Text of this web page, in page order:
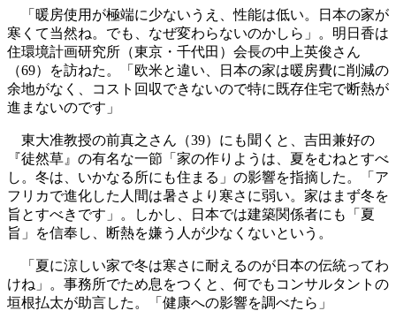
「暖房使用が極端に少ないうえ、性能は低い。日本の家が
寒くて当然ね。でも、なぜ変わらないのかしら」。明日香は
住環境計画研究所（東京・千代田）会長の中上英俊さん
（69）を訪ねた。「欧米と違い、日本の家は暖房費に削減の
余地がなく、コスト回収できないので特に既存住宅で断熱が
進まないのです」
東大准教授の前真之さん（39）にも聞くと、吉田兼好の
『徒然草』の有名な一節「家の作りようは、夏をむねとすべ
し。冬は、いかなる所にも住まる」の影響を指摘した。「ア
フリカで進化した人間は暑さより寒さに弱い。家はまず冬を
旨とすべきです」。しかし、日本では建築関係者にも「夏
旨」を信奉し、断熱を嫌う人が少なくないという。
「夏に涼しい家で冬は寒さに耐えるのが日本の伝統ってわ
けね」。事務所でため息をつくと、何でもコンサルタントの
垣根払太が助言した。「健康への影響を調べたら」